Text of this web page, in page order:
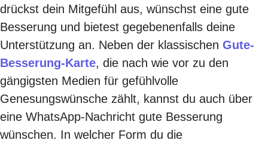
drückst dein Mitgefühl aus, wünschst eine gute
Besserung und bietest gegebenenfalls deine
Unterstützung an. Neben der klassischen Gute-
Besserung-Karte, die nach wie vor zu den
gängigsten Medien für gefühlvolle
Genesungswünsche zählt, kannst du auch über
eine WhatsApp-Nachricht gute Besserung
wünschen. In welcher Form du die